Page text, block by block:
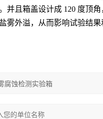
并且箱盖设计成 120 度顶
雾外溢，从而影响试验结